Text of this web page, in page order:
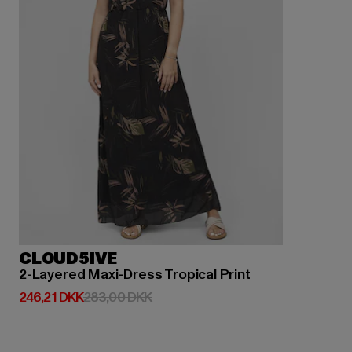
CLOUD5IVE
2-Layered Maxi-Dress Tropical Print
246,21 DKK
Nuværende pris: 246,21 DKK
283,00 DKKKampagnepris: 283,00 DKK